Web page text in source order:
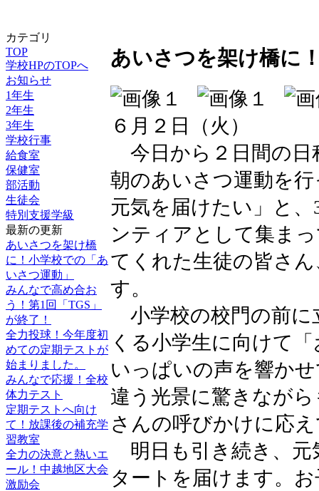
カテゴリ
TOP
学校HPのTOPへ
お知らせ
1年生
2年生
3年生
学校行事
給食室
保健室
部活動
生徒会
特別支援学級
最新の更新
あいさつを架け橋
に！小学校での「あ
いさつ運動」
みんなで高め合お
う！第1回「TGS」
が終了！
全力投球！今年度初
めての定期テストが
始まりました。
みんなで応援！全校
体力テスト
定期テストへ向け
て！放課後の補充学
習教室
全力の決意と熱いエ
ール！中越地区大会
激励会
あいさつを架け橋に
６月２日（火）
今日から２日間の日
朝のあいさつ運動を
元気を届けたい」と
ンティアとして集ま
てくれた生徒の皆さ
す。
小学校の校門の前に
くる小学生に向けて
いっぱいの声を響か
違う光景に驚きなが
さんの呼びかけに応
明日も引き続き、元
タートを届けます。